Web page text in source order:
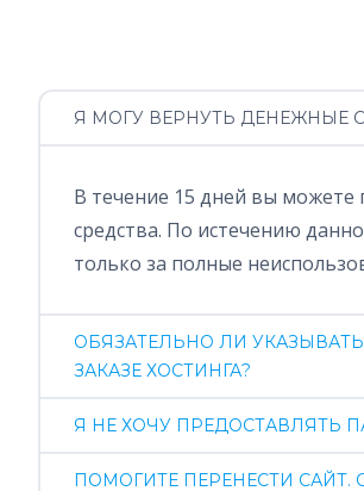
Я МОГУ ВЕРНУТЬ ДЕНЕЖНЫЕ
В течение 15 дней вы
средства. По истечению
только за полные
ОБЯЗАТЕЛЬНО ЛИ
ЗАКАЗЕ ХОСТИНГА?
Я НЕ ХОЧУ ПРЕДОСТАВЛЯТЬ
ПОМОГИТЕ ПЕРЕНЕСТИ САЙТ.